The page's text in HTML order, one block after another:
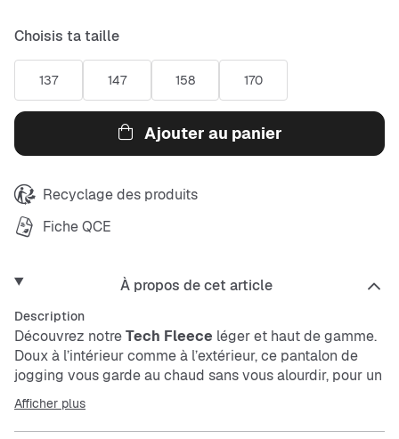
Choisis ta taille
137 147 158 170
Ajouter au panier
Recyclage des produits
Fiche QCE
À propos de cet article
Description
Découvrez notreTech Fleece léger et haut de gamme.
Doux à l’intérieur comme à l’extérieur, ce pantalon de
jogging vous garde au chaud sans vous alourdir, pour un
confort optimal même quand il fait froid.
La taille élastique avec cordon de serrage vous permet
Afficher plus